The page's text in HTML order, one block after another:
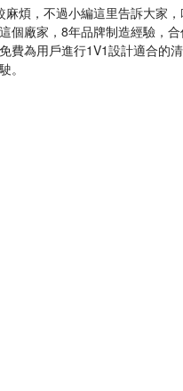
煩，不過小編這里告訴大家
個廠家，8年品牌制造經驗
費為用戶進行1V1設計適合的
。